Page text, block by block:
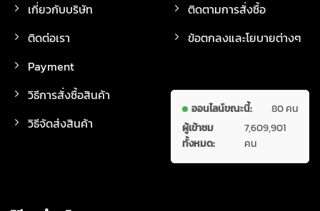
เกี่ยวกับบริษัท
ติดต่อเรา
Payment
วิธีการสั่งซื้อสินค้า
วิธีจัดส่งสินค้า
ติดตามการสั่งซื้อ
ข้อตกลงและโยบายต่างๆ
ออนไลน์ขณะนี้:
80 คน
ผู้เข้าชม
ทั้งหมด:
7,609,901
คน